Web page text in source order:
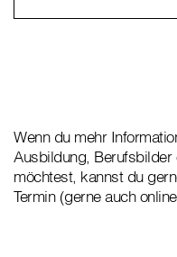
Wenn du mehr
Ausbildung, Berufsbilder
möchtest, kannst du
Termin (gerne auch